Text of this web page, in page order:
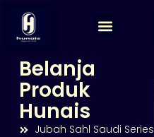
Belanja
Produk
Hunais
Jubah Sahl Saudi Series